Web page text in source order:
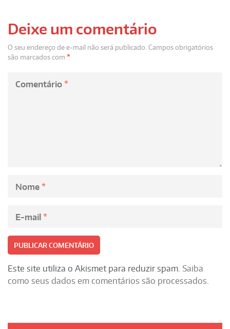
Deixe um comentário
O seu endereço de e-mail não será publicado. Campos obrigatórios
são marcados com *
Comentário *
Nome *
E-mail *
Este site utiliza o Akismet para reduzir spam. Saiba
como seus dados em comentários são processados